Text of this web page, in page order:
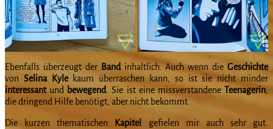
Ebenfalls überzeugt der Bandinhaltlich. Auch wenn die Geschichte
von Selina Kylekaum überraschen kann, so ist sie nicht minder
interessantund bewegend. Sie ist eine missverstandeneTeenagerin,
die dringend Hilfe benötigt, aber nicht bekommt.
Die kurzen thematischen Kapitel
gefielen mir auch sehr gut.